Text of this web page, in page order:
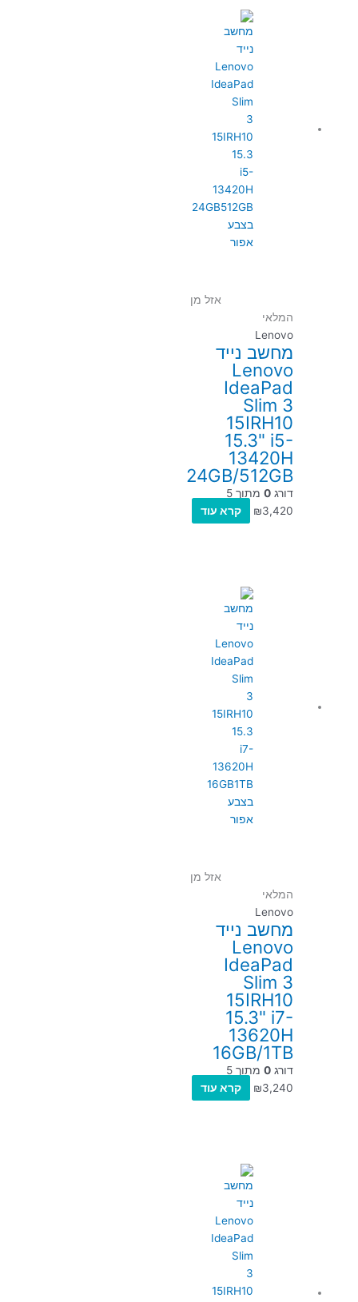
אזל מן
המלאי
Lenovo
מחשב נייד
Lenovo
IdeaPad
Slim 3
15IRH10
15.3" i5-
13420H
24GB/512GB
דורג0 מתוך 5
₪3,420 קרא עוד
אזל מן
המלאי
Lenovo
מחשב נייד
Lenovo
IdeaPad
Slim 3
15IRH10
15.3" i7-
13620H
16GB/1TB
דורג0 מתוך 5
₪3,240 קרא עוד